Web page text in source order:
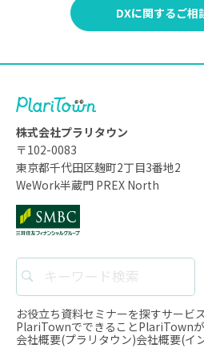
DXに関するご相
株式会社プラリタウン
〒102-0083
東京都千代田区麹町2丁目3番地2
WeWork半蔵門 PREX North
お役立ち資料セミナーを探すサービ
PlariTownでできることPlariTown
会社概要(プラリタウン)会社概要(イ